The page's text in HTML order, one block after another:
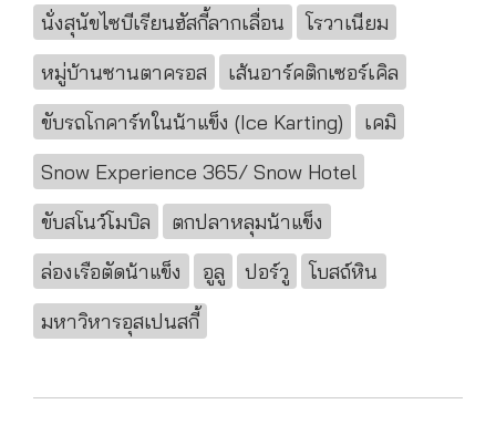
นั่งสุนัขไซบีเรียนฮัสกี้ลากเลื่อน
โรวาเนียม
หมู่บ้านซานตาครอส
เส้นอาร์คติกเซอร์เคิล
ขับรถโกคาร์ทในน้าแข็ง (Ice Karting)
เคมิ
Snow Experience 365/ Snow Hotel
ขับสโนว์โมบิล
ตกปลาหลุมน้าแข็ง
ล่องเรือตัดน้าแข็ง
อูลู ปอร์วู
โบสถ์หิน
มหาวิหารอุสเปนสกี้